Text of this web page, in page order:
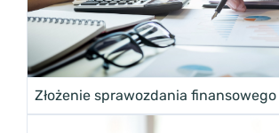
Złożenie sprawozdania finansowego